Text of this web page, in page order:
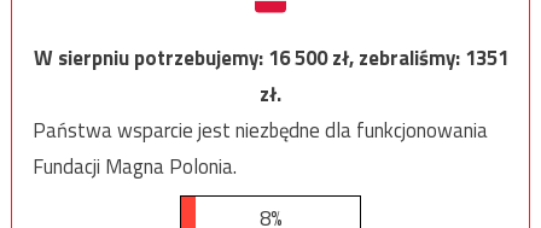
W sierpniu potrzebujemy:16 500zł, zebraliśmy:1351
zł.
Państwa wsparcie jest niezbędne dla funkcjonowania
Fundacji Magna Polonia.
8%